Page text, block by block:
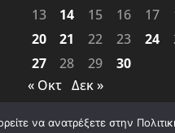
13
14 15 16 17
20
21 22 23 24
27
28 29
30
« Οκτ Δεκ »
να ανατρέξετε στην